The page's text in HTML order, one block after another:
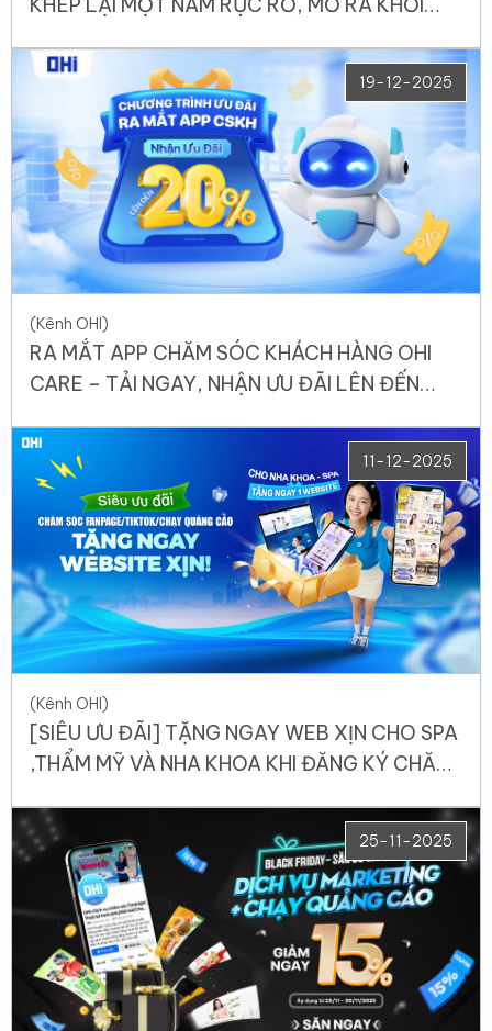
19-12-2025
(Kênh OHI)
RA MẮT APP CHĂM SÓC KHÁCH HÀNG OHI
CARE – TẢI NGAY, NHẬN ƯU ĐÃI LÊN ĐẾN
11-12-2025
(Kênh OHI)
[SIÊU ƯU ĐÃI] TẶNG NGAY WEB XỊN CHO SPA
,THẨM MỸ VÀ NHA KHOA KHI ĐĂNG KÝ CHĂM
25-11-2025